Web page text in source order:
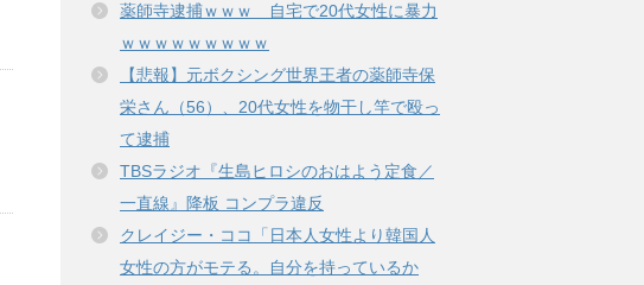
薬師寺逮捕ｗｗｗ 自宅で20代女性に暴力
ｗｗｗｗｗｗｗｗｗ
【悲報】元ボクシング世界王者の薬師寺保
栄さん（56）、20代女性を物干し竿で殴っ
て逮捕
TBSラジオ『生島ヒロシのおはよう定食／
一直線』降板 コンプラ違反
クレイジー・ココ「日本人女性より韓国人
女性の方がモテる。自分を持っているか